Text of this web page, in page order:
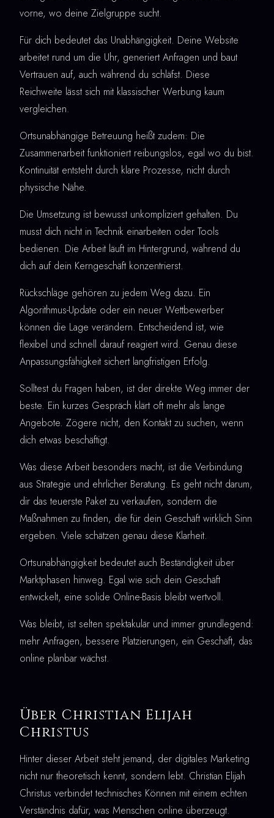
vorne, wo deine Zielgruppe sucht.
Für dich bedeutet das Unabhängigkeit. Deine Website
arbeitet rund um die Uhr, generiert Anfragen und baut
Vertrauen auf, auch während du schläfst. Diese
Reichweite lässt sich mit klassischer Werbung kaum
vergleichen.
Ortsunabhängige Betreuung heißt zudem: Die
Zusammenarbeit funktioniert reibungslos, egal wo du bist.
Kontinuität entsteht durch klare Prozesse, nicht durch
physische Nähe.
Die Umsetzung ist bewusst unkompliziert gehalten. Du
musst dich nicht in Technik einarbeiten oder Tools
bedienen. Die Arbeit läuft im Hintergrund, während du
dich auf dein Kerngeschäft konzentrierst.
Rückschläge gehören zu jedem Weg dazu. Ein
Algorithmus-Update oder ein neuer Wettbewerber
können die Lage verändern. Entscheidend ist, wie
flexibel und schnell darauf reagiert wird. Genau diese
Anpassungsfähigkeit sichert langfristigen Erfolg.
Solltest du Fragen haben, ist der direkte Weg immer der
beste. Ein kurzes Gespräch klärt oft mehr als lange
Angebote. Zögere nicht, den Kontakt zu suchen, wenn
dich etwas beschäftigt.
Was diese Arbeit besonders macht, ist die Verbindung
aus Strategie und ehrlicher Beratung. Es geht nicht darum,
dir das teuerste Paket zu verkaufen, sondern die
Maßnahmen zu finden, die für dein Geschäft wirklich Sinn
ergeben. Viele schätzen genau diese Klarheit.
Ortsunabhängigkeit bedeutet auch Beständigkeit über
Marktphasen hinweg. Egal wie sich dein Geschäft
entwickelt, eine solide Online-Basis bleibt wertvoll.
Was bleibt, ist selten spektakulär und immer grundlegend:
mehr Anfragen, bessere Platzierungen, ein Geschäft, das
online planbar wächst.
Über Christian Elijah
Christus
Hinter dieser Arbeit steht jemand, der digitales Marketing
nicht nur theoretisch kennt, sondern lebt. Christian Elijah
Christus verbindet technisches Können mit einem echten
Verständnis dafür, was Menschen online überzeugt.